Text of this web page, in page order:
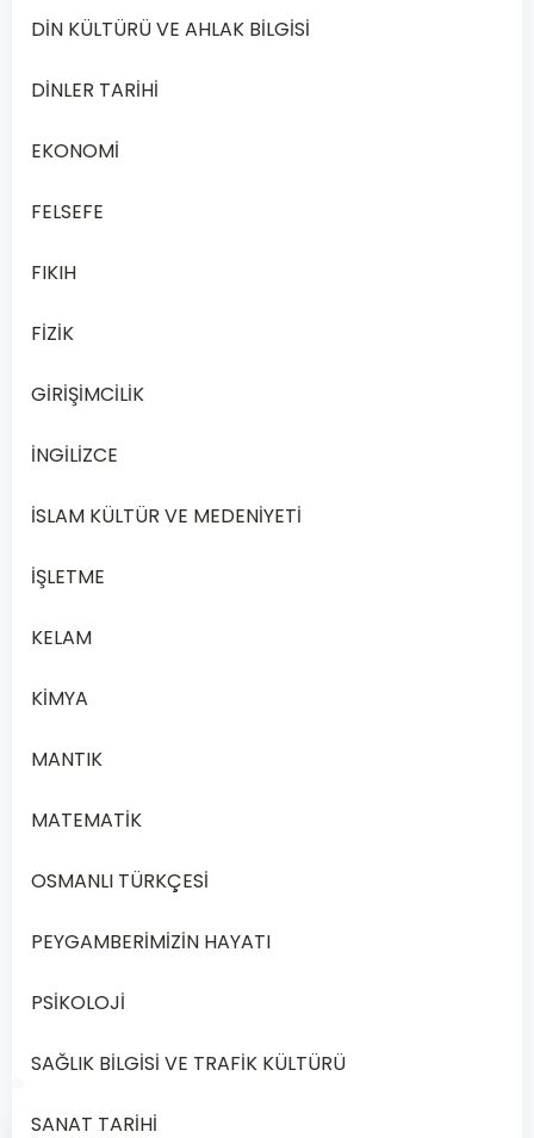
Aşağıdakilerden
yönetimin
arasında
almaz
faaliyetidir.
Bir karar
verme
sürecidir.
ve
D
dayalı bir
değildir.
Önceki
DİN KÜLTÜRÜ VE AHLAK BİLGİSİ
DİNLER TARİHİ
EKONOMİ
FELSEFE
FIKIH
FİZİK
GİRİŞİMCİLİK
İNGİLİZCE
İSLAM KÜLTÜR VE MEDENİYETİ
İŞLETME
KELAM
KİMYA
MANTIK
MATEMATİK
OSMANLI TÜRKÇESİ
PEYGAMBERİMİZİN HAYATI
PSİKOLOJİ
SAĞLIK BİLGİSİ VE TRAFİK KÜLTÜRÜ
SANAT TARİHİ